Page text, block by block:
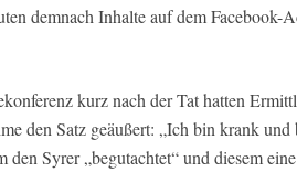
demnach Inhalte auf dem Facebook-
kurz nach der Tat hatten
den Satz geäußert: „Ich bin krank
den Syrer „begutachtet“ und diesem